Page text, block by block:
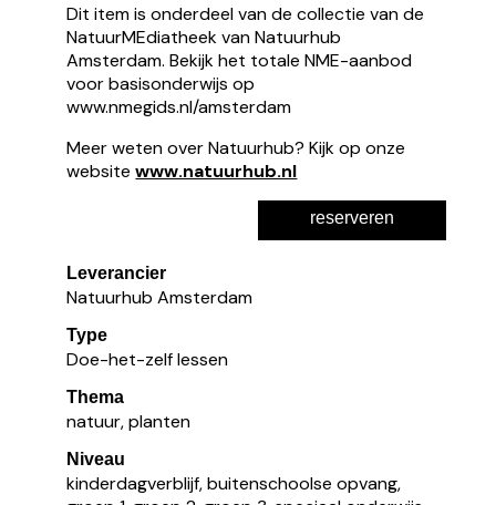
Dit item is onderdeel van de collectie van de
NatuurMEdiatheek van Natuurhub
Amsterdam. Bekijk het totale NME-aanbod
voor basisonderwijs op
www.nmegids.nl/amsterdam
Meer weten over Natuurhub? Kijk op onze
websitewww.natuurhub.nl
reserveren
Leverancier
Natuurhub Amsterdam
Type
Doe-het-zelf lessen
Thema
natuur, planten
Niveau
kinderdagverblijf, buitenschoolse opvang,